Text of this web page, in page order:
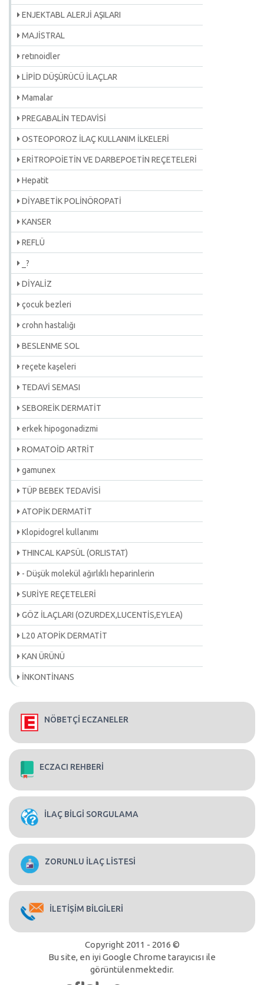
ENJEKTABL ALERJİ AŞILARI
MAJİSTRAL
retınoidler
LİPİD DÜŞÜRÜCÜ İLAÇLAR
Mamalar
PREGABALİN TEDAVİSİ
OSTEOPOROZ İLAÇ KULLANIM İLKELERİ
ERİTROPOİETİN VE DARBEPOETİN REÇETELERİ
Hepatit
DİYABETİK POLİNÖROPATİ
KANSER
REFLÜ
_?
DİYALİZ
çocuk bezleri
crohn hastalığı
BESLENME SOL
reçete kaşeleri
TEDAVİ SEMASI
SEBOREİK DERMATİT
erkek hipogonadizmi
ROMATOİD ARTRİT
gamunex
TÜP BEBEK TEDAVİSİ
ATOPİK DERMATİT
Klopidogrel kullanımı
THINCAL KAPSÜL (ORLISTAT)
- Düşük molekül ağırlıklı heparinlerin
SURİYE REÇETELERİ
GÖZ İLAÇLARI (OZURDEX,LUCENTİS,EYLEA)
L20 ATOPİK DERMATİT
KAN ÜRÜNÜ
İNKONTİNANS
NÖBETÇİ ECZANELER
ECZACI REHBERİ
İLAÇ BİLGİ SORGULAMA
ZORUNLU İLAÇ LİSTESİ
İLETİŞİM BİLGİLERİ
Copyright 2011 - 2016 ©
Bu site, en iyi Google Chrome tarayıcısı ile
görüntülenmektedir.